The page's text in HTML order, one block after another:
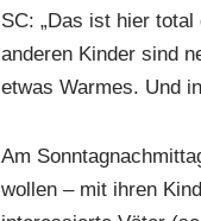
SC: „Das ist hier
anderen Kinder sind
etwas Warmes. Und
Am
wollen – mit ihren